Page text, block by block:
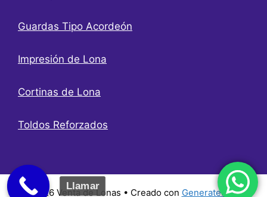
Guardas Tipo Acordeón
Impresión de Lona
Cortinas de Lona
Toldos Reforzados
© 2026 Venta de Lonas • Creado con GeneratePress
Llamar